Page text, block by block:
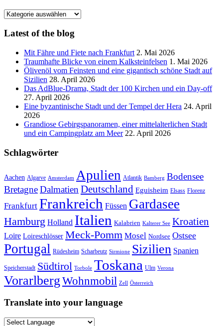
Blog
Latest of the blog
Mit Fähre und Fiete nach Frankfurt 2. Mai 2026
Traumhafte Blicke von einem Kalksteinfelsen 1. Mai 2026
Ölivenöl vom Feinsten und eine gigantisch schöne Stadt auf
Sizilien 28. April 2026
Das AdBlue-Drama, Stadt der 100 Kirchen und ein Day-off
27. April 2026
Eine byzantinische Stadt und der Tempel der Hera 24. April
2026
Grandiose Gebirgspanoramen, einer mittelalterlichen Stadt
und ein Campingplatz am Meer 22. April 2026
Schlagwörter
Aachen Algarve Amsterdam Apulien Atlantik Bamberg Bodensee
BretagneDalmatien Deutschland Eguisheim Elsass Florenz
Frankfurt Frankreich Füssen Gardasee
Hamburg Holland Italien Kalabrien Kalterer See Kroatien
Loire Loireschlösser Meck-Pomm Mosel Nordsee Ostsee
Portugal Rüdesheim Scharbeutz Sirmione Sizilien Spanien
Speicherstadt Südtirol Torbole Toskana Ulm Verona
VorarlbergWohnmobil Zell Österreich
Translate into your language